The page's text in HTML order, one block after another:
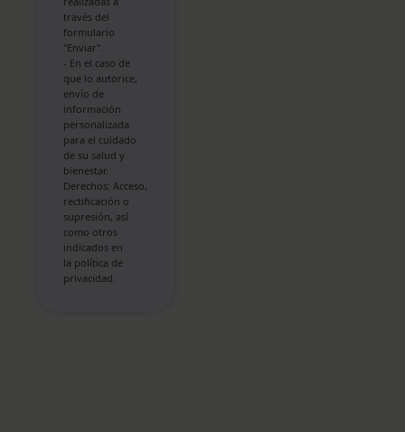
través del
formulario
"Enviar".
- En el caso de
que lo autorice,
envío de
información
personalizada
para el cuidado
de su salud y
bienestar.
Derechos: Acceso,
rectificación o
supresión, así
como otros
indicados en
la política de
privacidad.